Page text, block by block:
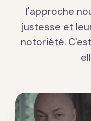
l'approche
justesse et
notoriété.